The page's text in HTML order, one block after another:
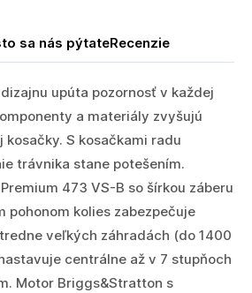
sa nás pýtateRecenzie
upúta pozornosť v každej
a materiály zvyšujú
kosačky. S kosačkami radu
trávnika stane potešením.
473 VS-B so šírkou záberu
pohonom kolies zabezpečuje
veľkých záhradách (do 1400
centrálne až v 7 stupňoch
Motor Briggs&Stratton s